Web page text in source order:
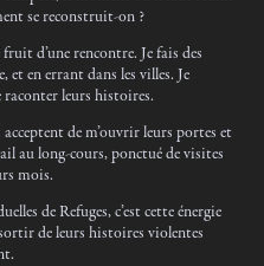
se reconstruit-on ?
d’une rencontre. Je fais des
et en errant dans les villes. Je
raconter leurs histoires.
de m’ouvrir leurs portes et
au long-cours, ponctué de visites
mois.
de Refuges, c’est cette énergie
de leurs histoires violentes